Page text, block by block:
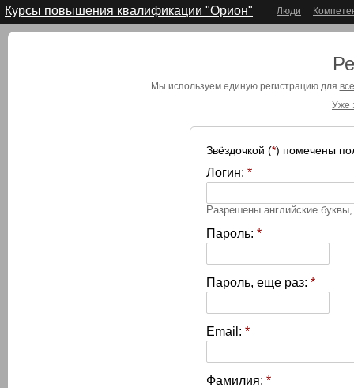
Курсы повышения квалификации "Орион" Люди
Мы используем единую регистрацию для
Уже
Звёздочкой (*) помечены
Логин: *
Разрешены английские
Пароль: *
Пароль, еще раз: *
Email: *
Фамилия: *